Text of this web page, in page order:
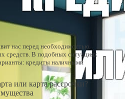
нас перед необходимостью
средств. В подобных ситуациях
кредиты наличными
или карта рассрочки?